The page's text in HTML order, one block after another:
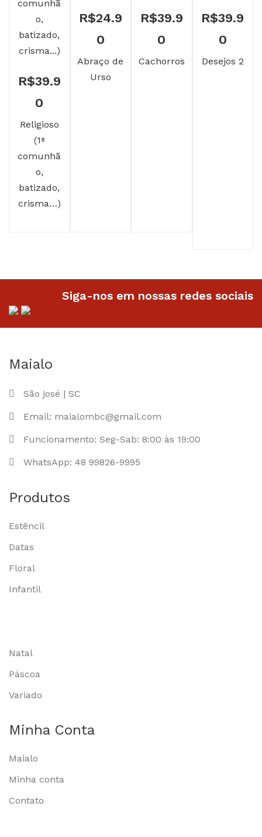
R$39.9
0
Religioso
(1ª
comunhã
o,
batizado,
crisma…)
R$24.9
0
Abraço de
Urso
R$39.9
0
Cachorros
R$39.9
0
Desejos 2
Siga-nos em nossas redes sociais
Maialo
São josé | SC
Email: maialombc@gmail.com
Funcionamento: Seg-Sab: 8:00 às 19:00
WhatsApp: 48 99826-9995
Produtos
Estêncil
Datas
Floral
Infantil
Natal
Páscoa
Variado
Minha Conta
Maialo
Minha conta
Contato